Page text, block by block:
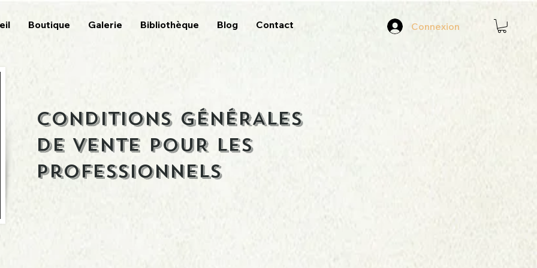
Boutique Galerie Bibliothèque Blog Contact Connexion
CONDITIONS GÉNÉRALES
DE VENTE POUR LES
professionnels